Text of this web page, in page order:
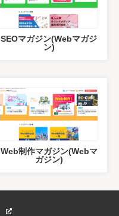
SEOマガジン(Webマガジ
ン)
Web制作マガジン(Webマ
ガジン)